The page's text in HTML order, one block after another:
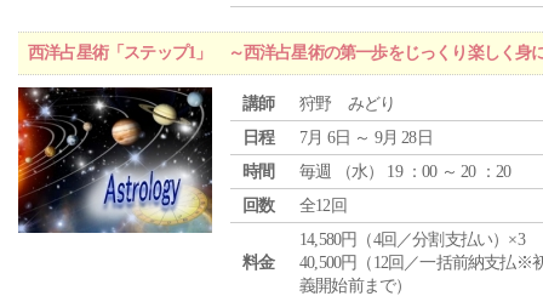
西洋占星術「ステップ1」 ～西洋占星術の第一歩をじっくり楽しく身
講師
狩野 みどり
日程
7月 6日 ～ 9月 28日
時間
毎週 （水） 19 ：00 ～ 20 ：20
回数
全12回
料金
14,580円（4回／分割支払い）×3
40,500円（12回／一括前納支払※
義開始前まで）